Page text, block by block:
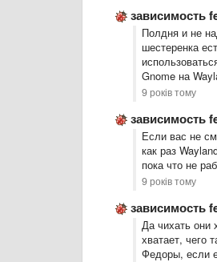
зависимость
Полдня и не
шестеренка
Gnome на
9 років тому
зависимость
Если вас не
как раз
пока что не
9 років тому
зависимость
Да чихать они
хватает, чего
Федоры, если